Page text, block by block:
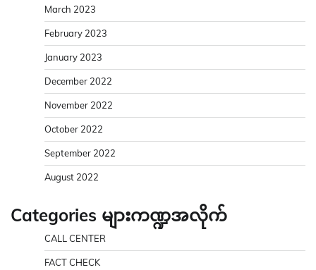
March 2023
February 2023
January 2023
December 2022
November 2022
October 2022
September 2022
August 2022
Categories များကဏ္ဍအလိုက်
CALL CENTER
FACT CHECK